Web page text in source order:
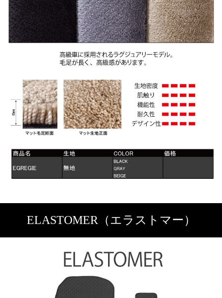
ELASTOMER（エラストマー）